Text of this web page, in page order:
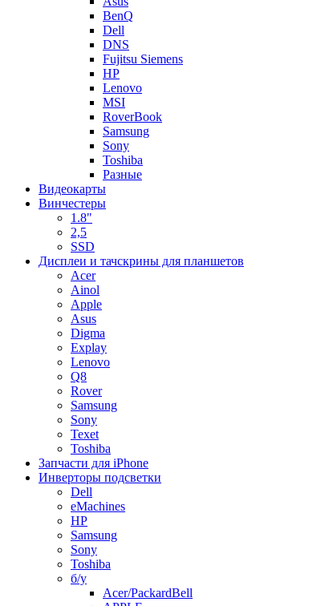
BenQ
Dell
DNS
Fujitsu Siemens
HP
Lenovo
MSI
RoverBook
Samsung
Sony
Toshiba
Разные
Видеокарты
Винчестеры
1.8"
2,5
SSD
Дисплеи и тачскрины для планшетов
Acer
Ainol
Apple
Asus
Digma
Explay
Lenovo
Q8
Rover
Samsung
Sony
Texet
Toshiba
Запчасти для iPhone
Инверторы подсветки
Dell
eMachines
HP
Samsung
Sony
Toshiba
б/у
Acer/PackardBell